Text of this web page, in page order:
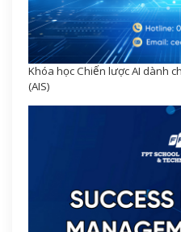
Khóa học Chiến lược AI dành
(AIS)